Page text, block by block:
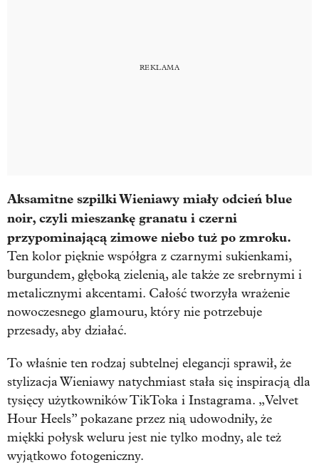
Aksamitne szpilki Wieniawy miały odcień blue
noir, czyli mieszankę granatu i czerni
przypominającą zimowe niebo tuż po zmroku.
Ten kolor pięknie współgra z czarnymi sukienkami,
burgundem, głęboką zielenią, ale także ze srebrnymi i
metalicznymi akcentami. Całość tworzyła wrażenie
nowoczesnego glamouru, który nie potrzebuje
przesady, aby działać.
To właśnie ten rodzaj subtelnej elegancji sprawił, że
stylizacja Wieniawy natychmiast stała się inspiracją dla
tysięcy użytkowników TikToka i Instagrama. „Velvet
Hour Heels” pokazane przez nią udowodniły, że
miękki połysk weluru jest nie tylko modny, ale też
wyjątkowo fotogeniczny.